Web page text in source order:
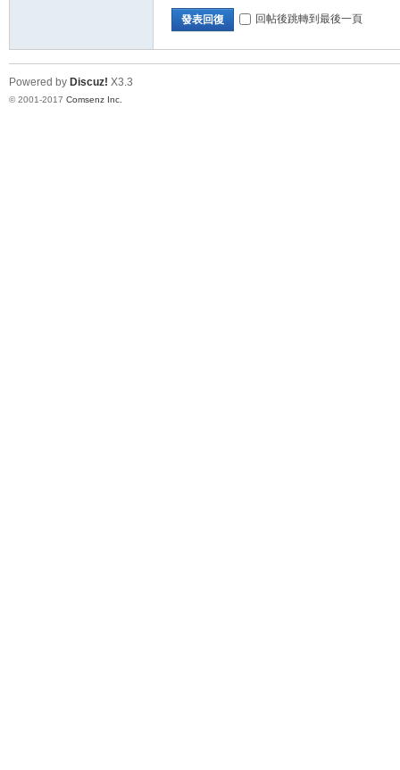
論
發表回復 回帖後跳轉到最後一頁
Powered by Discuz! X3.3
© 2001-2017 Comsenz Inc.